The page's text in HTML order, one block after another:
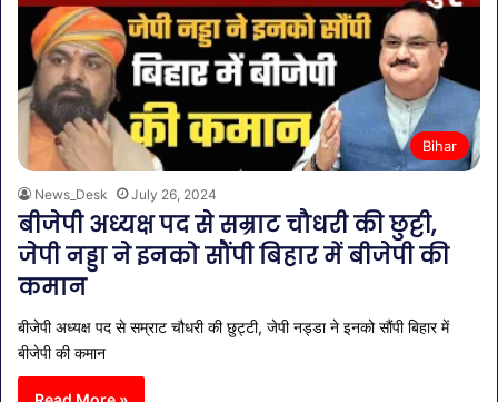
Bihar
News_Desk July 26, 2024
बीजेपी अध्यक्ष पद से सम्राट चौधरी की छुट्टी,
जेपी नड्डा ने इनको सौंपी बिहार में बीजेपी की
कमान
बीजेपी अध्यक्ष पद से सम्राट चौधरी की छुट्टी, जेपी नड्डा ने इनको सौंपी बिहार में
बीजेपी की कमान